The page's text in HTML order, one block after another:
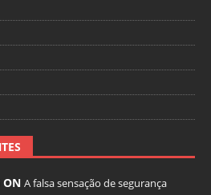
ON A falsa sensação de segurança